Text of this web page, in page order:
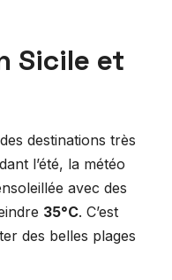
Sicile et
destinations très
l’été, la météo
avec des
35°C. C’est
des belles plages